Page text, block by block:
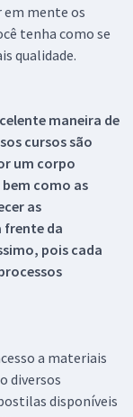
em mente os
tenha como se
qualidade.
maneira de
cursos são
um corpo
como as
as
frente da
pois cada
a materiais
diversos
disponíveis